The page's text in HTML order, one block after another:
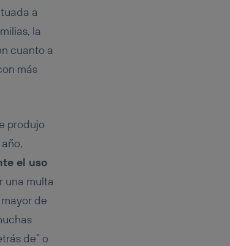
a
la
cuanto a
más
produjo
el uso
una multa
de
de” o